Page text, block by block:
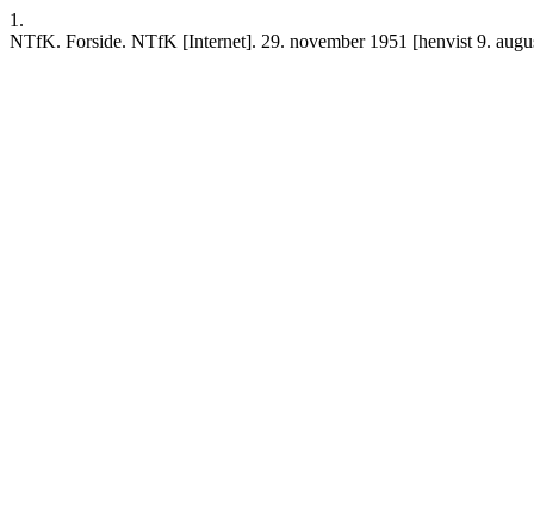
1.
NTfK. Forside. NTfK [Internet]. 29. november 1951 [henvist 9.